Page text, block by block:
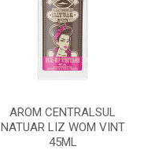
AROM CENTRALSUL
NATUAR LIZ WOM VINT
45ML